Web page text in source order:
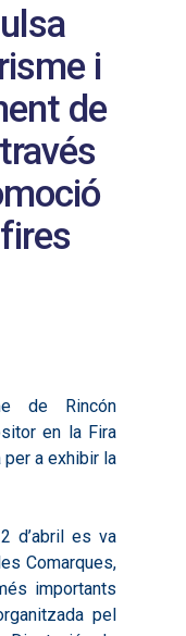
i
de
de Rincón
en la Fira
a exhibir la
d’abril es va
Comarques,
importants
pel